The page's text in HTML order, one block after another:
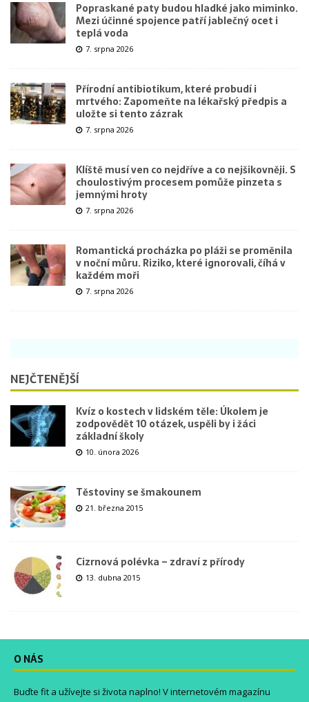
Popraskané paty budou hladké jako miminko.
Mezi účinné spojence patří jablečný ocet i
teplá voda
7. srpna 2026
Přírodní antibiotikum, které probudí i
mrtvého: Zapomeňte na lékařský předpis a
uložte si tento zázrak
7. srpna 2026
Klíště musí ven co nejdříve a co nejšikovněji. S
choulostivým procesem pomůže pinzeta s
jemnými hroty
7. srpna 2026
Romantická procházka po pláži se proměnila
v noční můru. Riziko, které ignorovali, číhá v
každém moři
7. srpna 2026
NEJČTENĚJŠÍ
Kvíz o kostech v lidském těle: Úkolem je
zodpovědět 10 otázek, uspěli by i žáci
základní školy
10. února 2026
Těstoviny se šmakounem
21. března 2015
Cizrnová polévka – zdraví z přírody
13. dubna 2015
O NÁS
Buďte fit a užívejte si života naplno! V internetovém magazínu